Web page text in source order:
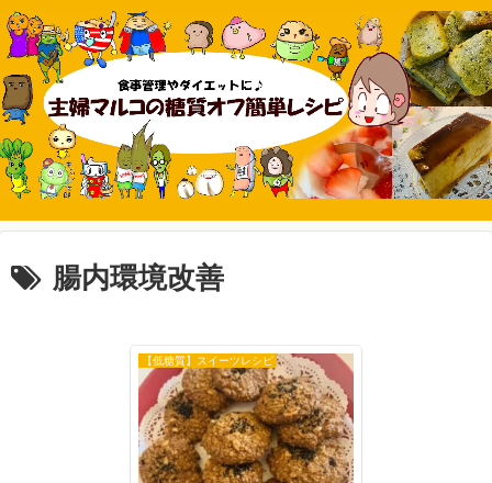
腸内環境改善
【低糖質】スイーツレシピ